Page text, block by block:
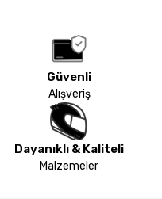
Güvenli
Alışveriş
Dayanıklı & Kaliteli
Malzemeler